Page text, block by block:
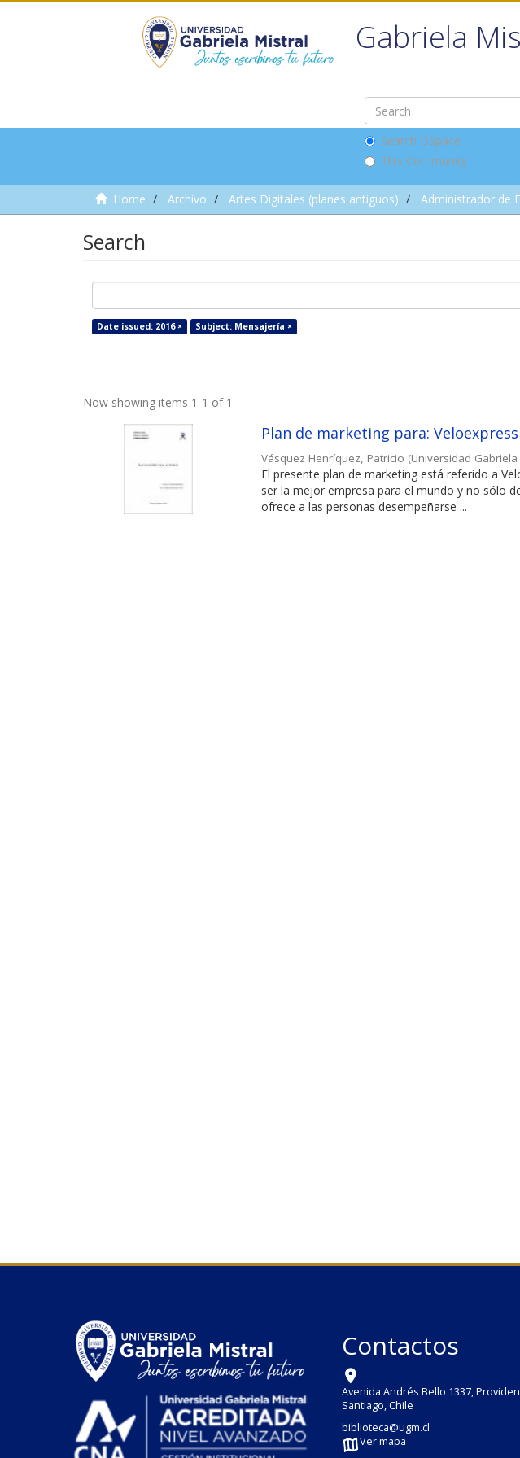
Gabriela
Search DSpace
This Community
Home Archivo Artes Digitales (planes antiguos) Administrador de
Search
Date issued: 2016 × Subject: Mensajería ×
Now showing items 1-1 of 1
Plan de marketing para: Veloexpress
Vásquez Henríquez, Patricio (Universidad
El presente plan de marketing está referido a
ser la mejor empresa para el mundo y no sólo
ofrece a las personas desempeñarse ...
Contactos
Avenida Andrés Bello 1337,
Santiago, Chile
biblioteca@ugm.cl
Ver mapa